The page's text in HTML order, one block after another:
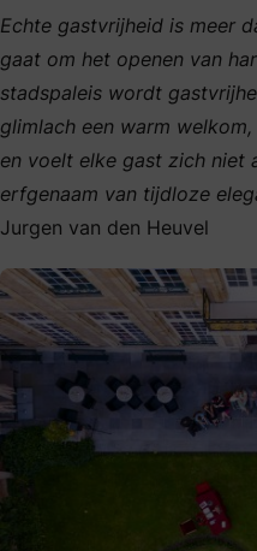
Echte gastvrijheid is meer
gaat om het openen van
stadspaleis wordt
glimlach een warm
en voelt elke gast zich niet
erfgenaam van tijdloze
Jurgen van den Heuvel